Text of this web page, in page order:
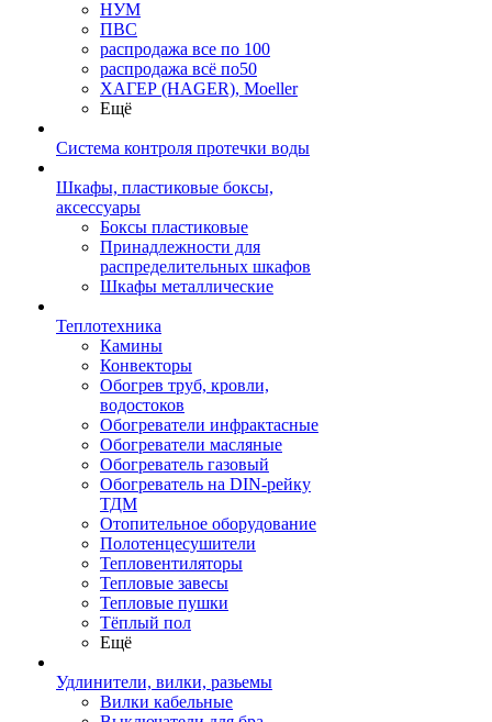
НУМ
ПВС
распродажа все по 100
распродажа всё по50
ХАГЕР (HAGER), Moeller
Ещё
Система контроля протечки воды
Шкафы, пластиковые боксы,
аксессуары
Боксы пластиковые
Принадлежности для
распределительных шкафов
Шкафы металлические
Теплотехника
Камины
Конвекторы
Обогрев труб, кровли,
водостоков
Обогреватели инфрактасные
Обогреватели масляные
Обогреватель газовый
Обогреватель на DIN-рейку
ТДМ
Отопительное оборудование
Полотенцесушители
Тепловентиляторы
Тепловые завесы
Тепловые пушки
Тёплый пол
Ещё
Удлинители, вилки, разьемы
Вилки кабельные